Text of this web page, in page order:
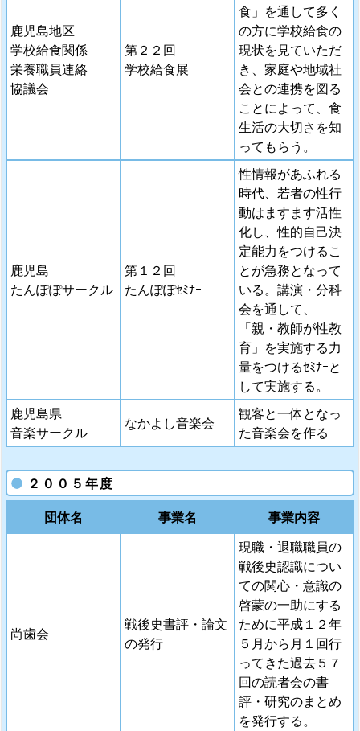
鹿児島地区
学校給食関係
栄養職員連絡
協議会
第２２回
学校給食展
食」を通して多く
の方に学校給食の
現状を見ていただ
き、家庭や地域社
会との連携を図る
ことによって、食
生活の大切さを知
ってもらう。
鹿児島
たんぽぽサークル
第１２回
たんぽぽｾﾐﾅｰ
性情報があふれる
時代、若者の性行
動はますます活性
化し、性的自己決
定能力をつけるこ
とが急務となって
いる。講演・分科
会を通して、
「親・教師が性教
育」を実施する力
量をつけるｾﾐﾅｰと
して実施する。
鹿児島県
音楽サークル
なかよし音楽会
観客と一体となっ
た音楽会を作る
２００５年度
団体名
事業名 事業内容
尚歯会
戦後史書評・論文
の発行
現職・退職職員の
戦後史認識につい
ての関心・意識の
啓蒙の一助にする
ために平成１２年
５月から月１回行
ってきた過去５７
回の読者会の書
評・研究のまとめ
を発行する。